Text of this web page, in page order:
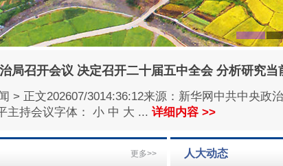
局召开会议 决定召开二十届五中全会 分析研究
> 正文202607/3014:36:12来源：新华网中共中央
主持会议字体： 小 中 大 ... 详细内容 >>
更多>> 人大动态